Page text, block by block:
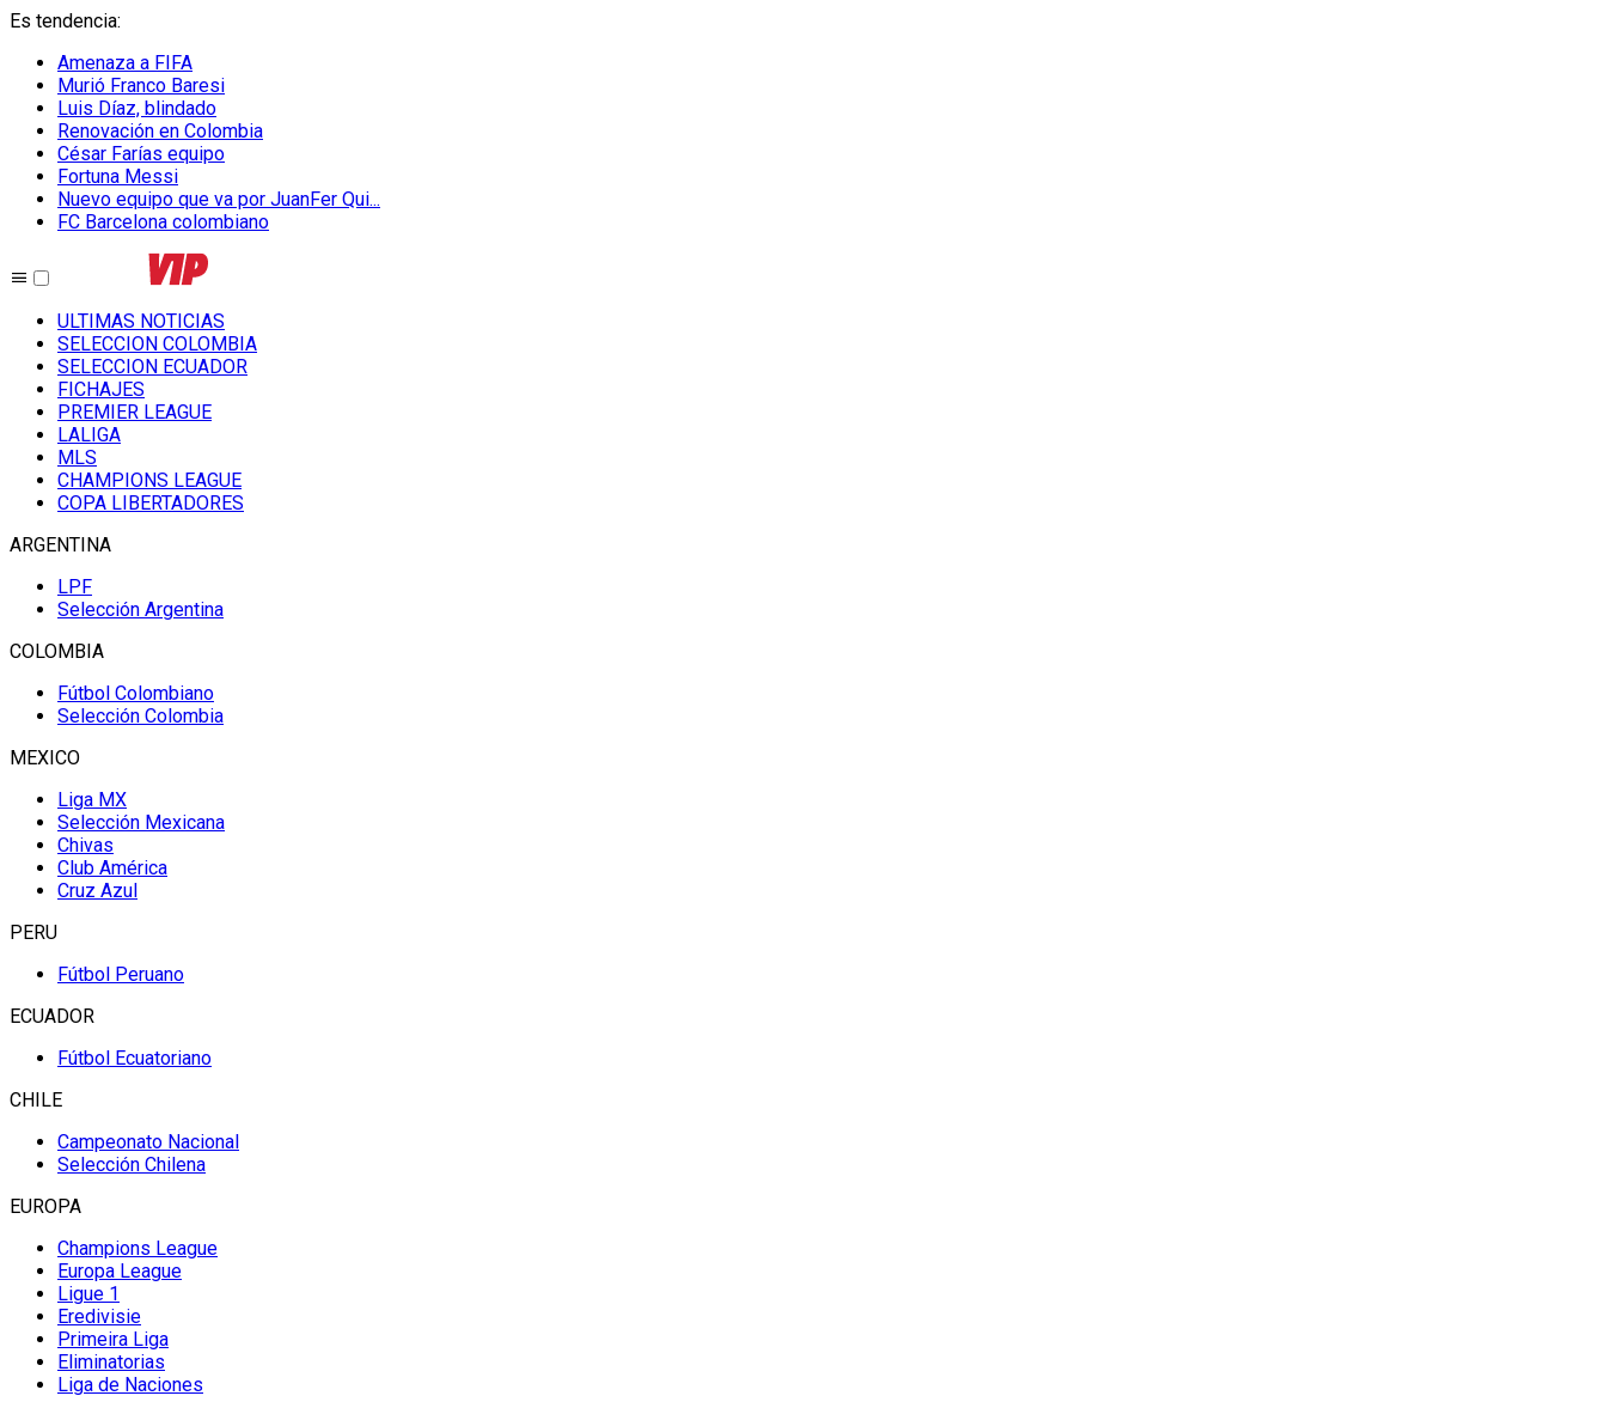
Es tendencia:
Amenaza a FIFA
Murió Franco Baresi
Luis Díaz, blindado
Renovación en Colombia
César Farías equipo
Fortuna Messi
Nuevo equipo que va por JuanFer Qui...
FC Barcelona colombiano
ULTIMAS NOTICIAS
SELECCION COLOMBIA
SELECCION ECUADOR
FICHAJES
PREMIER LEAGUE
LALIGA
MLS
CHAMPIONS LEAGUE
COPA LIBERTADORES
ARGENTINA
LPF
Selección Argentina
COLOMBIA
Fútbol Colombiano
Selección Colombia
MEXICO
Liga MX
Selección Mexicana
Chivas
Club América
Cruz Azul
PERU
Fútbol Peruano
ECUADOR
Fútbol Ecuatoriano
CHILE
Campeonato Nacional
Selección Chilena
EUROPA
Champions League
Europa League
Ligue 1
Eredivisie
Primeira Liga
Eliminatorias
Liga de Naciones